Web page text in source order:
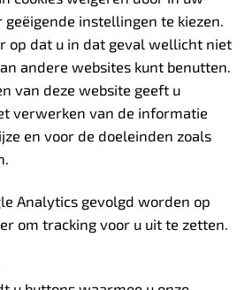
instellingen te kiezen.
op dat u in dat geval wellicht niet
andere websites kunt benutten.
van deze website geeft u
verwerken van de informatie
en voor de doeleinden zoals
Analytics gevolgd worden op
om tracking voor u uit te zetten.